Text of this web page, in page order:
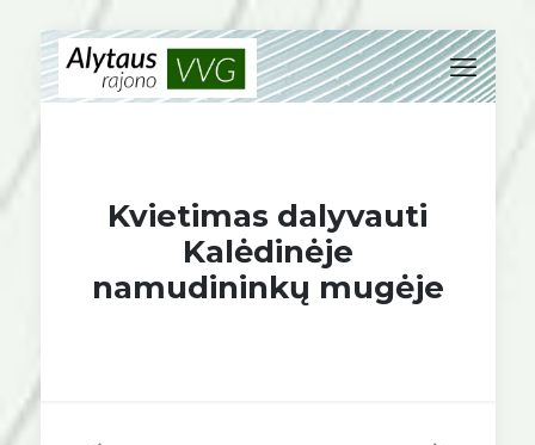
Kvietimas dalyvauti
Kalėdinėje
namudininkų mugėje